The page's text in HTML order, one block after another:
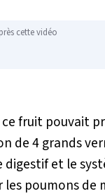
cette vidéo
fruit pouvait
de 4 grands
et le
poumons de